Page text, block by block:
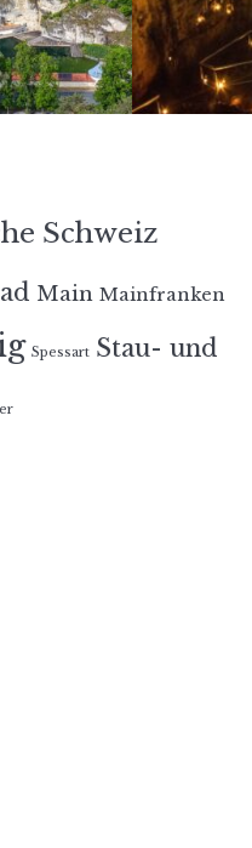
Schweiz
Main Mainfranken
Spessart Stau- und